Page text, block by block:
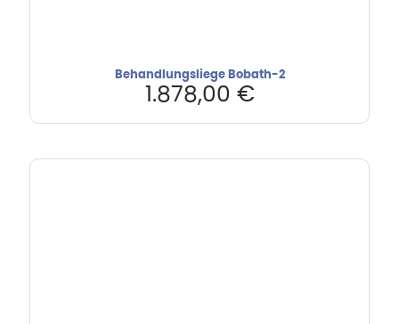
Behandlungsliege Bobath-2
1.878,00 €